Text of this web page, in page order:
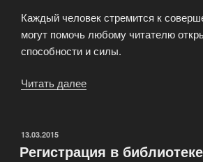
Каждый человек стремится к
могут помочь любому читателю
способности и силы.
Читать далее
ОПУБЛИКОВАНО
13.03.2015
Регистрация в